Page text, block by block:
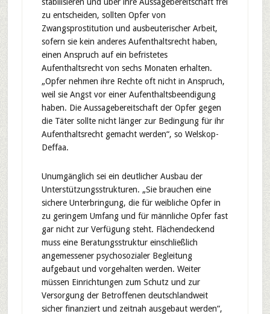
zu entscheiden, sollten Opfer von
Zwangsprostitution und ausbeuterischer Arbeit,
sofern sie kein anderes Aufenthaltsrecht haben,
einen Anspruch auf ein befristetes
Aufenthaltsrecht von sechs Monaten erhalten.
„Opfer nehmen ihre Rechte oft nicht in Anspruch,
weil sie Angst vor einer Aufenthaltsbeendigung
haben. Die Aussagebereitschaft der Opfer gegen
die Täter sollte nicht länger zur Bedingung für ihr
Aufenthaltsrecht gemacht werden“, so Welskop-
Deffaa.
Unumgänglich sei ein deutlicher Ausbau der
Unterstützungsstrukturen. „Sie brauchen eine
sichere Unterbringung, die für weibliche Opfer in
zu geringem Umfang und für männliche Opfer fast
gar nicht zur Verfügung steht. Flächendeckend
muss eine Beratungsstruktur einschließlich
angemessener psychosozialer Begleitung
aufgebaut und vorgehalten werden. Weiter
müssen Einrichtungen zum Schutz und zur
Versorgung der Betroffenen deutschlandweit
sicher finanziert und zeitnah ausgebaut werden“,